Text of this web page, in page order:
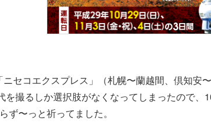
ニセコエクスプレス」（札幌〜蘭越間、倶知安
を撮るしか選択肢がなくなってしまったので、
ず〜っと祈ってました。